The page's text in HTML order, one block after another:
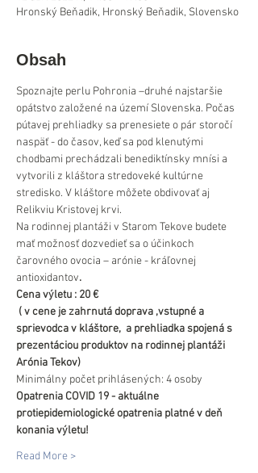
Hronský Beňadik, Hronský Beňadik, Slovensko
Obsah
Spoznajte perlu Pohronia –druhé najstaršie
opátstvo založené na území Slovenska. Počas
pútavej prehliadky sa prenesiete o pár storočí
naspäť - do časov, keď sa pod klenutými
chodbami prechádzali benediktínsky mnísi a
vytvorili z kláštora stredoveké kultúrne
stredisko. V kláštore môžete obdivovať aj
Relikviu Kristovej krvi.
Na rodinnej plantáži v Starom Tekove budete
mať možnosť dozvedieť sa o účinkoch
čarovného ovocia – arónie - kráľovnej
antioxidantov.
Cena výletu : 20 €
( v cene je zahrnutá doprava ,vstupné a
sprievodca v kláštore,  a prehliadka spojená s
prezentáciou produktov na rodinnej plantáži
Arónia Tekov)
Minimálny počet prihlásených: 4 osoby
Opatrenia COVID 19 - aktuálne
protiepidemiologické opatrenia platné v deň
konania výletu!
Read More >